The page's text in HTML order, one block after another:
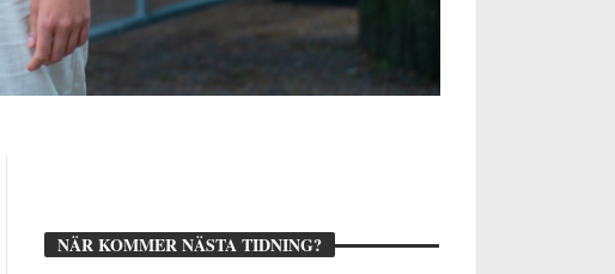
NÄR KOMMER NÄSTA TIDNING?